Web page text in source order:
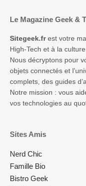
Le Magazine Geek &
Sitegeek.frest votre
High-Tech et à la
Nous décryptons pour
objets connectés et
complets, des guides
Notre mission : vous
vos technologies au
Sites Amis
Nerd Chic
Famille Bio
Bistro Geek